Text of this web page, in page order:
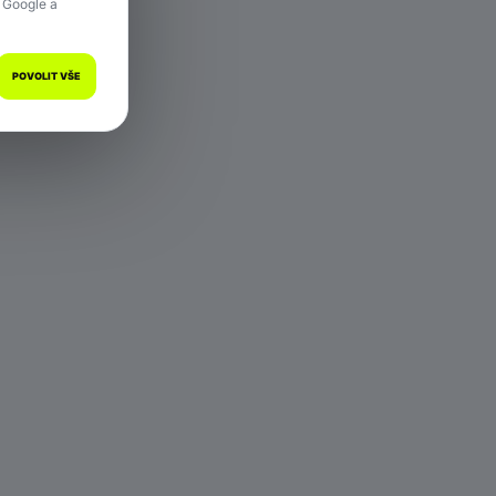
a
POVOLIT VŠE